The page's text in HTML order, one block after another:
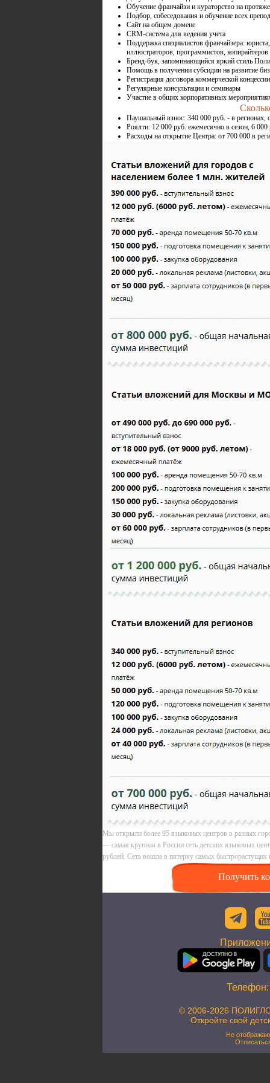
Обучение франчайзи и кураторство на
Подбор, собеседования и обучение всех
Сайт на общем домене
CRM-система для ведения учета
Поддержка специалистов франчайзера:
иллюстраторов, программистов, копирайтеров
Бренд-бук, запоминающийся яркий стиль
Помощь в получении субсидии на развитие
Регистрация договора коммерческой
Регулярные консультации и семинары
Участие в общих корпоративных
Паушальный взнос: 340 000 руб. - в регионах,
Роялти: 12 000 руб. ежемесячно в сезон, 6
Расходы на открытие Центра: от 700 000 в
Мы открыли более 95 языковых центров в разных
— самая крупная в России сеть детских языковых
рублей. Сеть вошла в пятерку самых быстрорастущих
Получить
© 2006-2026
Откройте свой
Не